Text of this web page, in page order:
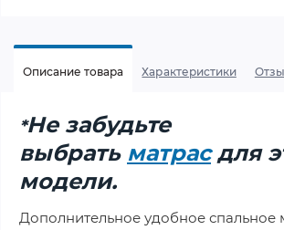
Описание товара Характеристики
*Не забудьте
выбрать матрасдля
модели.
Дополнительное удобное спальное